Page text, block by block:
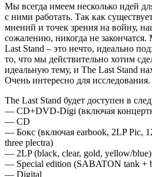
Мы всегда имеем несколько идей
с ними работать. Так как
мнений и точек зрения на войну,
сожалению, никогда не
Last Stand – это нечто, идеально
то, что мы действительно хотим
идеальную тему, и The Last Stand
Очень интересно для исследования.
The Last Stand будет доступен в
— CD+DVD-Digi (включая
— CD
— Бокс (включая earbook, 2LP Pic,
three plectra)
— 2LP (black, clear, gold, yellow/blue)
— Special edition (SABATON tank +
— Digital